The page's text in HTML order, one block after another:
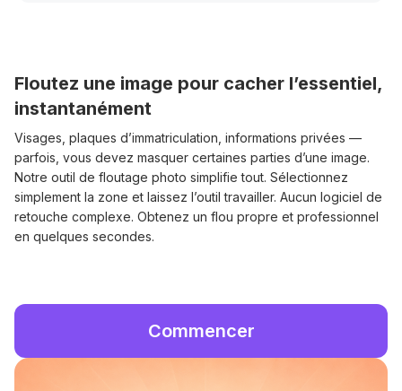
Floutez une image pour cacher l’essentiel,
instantanément
Visages, plaques d’immatriculation, informations privées —
parfois, vous devez masquer certaines parties d’une image.
Notre outil de floutage photo simplifie tout. Sélectionnez
simplement la zone et laissez l’outil travailler. Aucun logiciel de
retouche complexe. Obtenez un flou propre et professionnel
en quelques secondes.
Commencer